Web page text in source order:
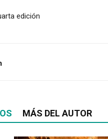
edición
MÁS DEL AUTOR